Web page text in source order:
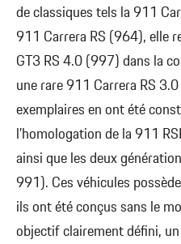
de classiques tels la 911
911 Carrera RS (964), elle
GT3 RS 4.0 (997) dans la
une rare 911 Carrera RS
exemplaires en ont été
l’homologation de la 911
ainsi que les deux
991). Ces véhicules
ils ont été conçus sans le
objectif clairement défini,